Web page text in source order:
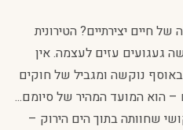
חיים יצירתיים? הטירונית
געגועים עזים לעצמה. אין
באוסף נוקשה ומגביל של חוקים
הוא המועד המהיר של סיומם...
שחוותה בתוך הים הירוק –